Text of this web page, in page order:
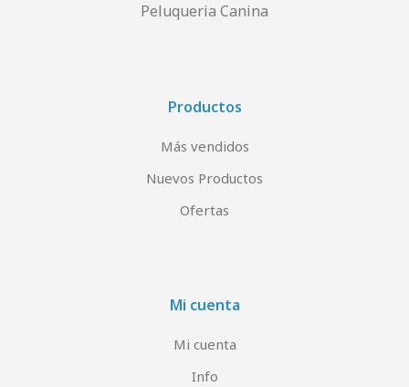
Peluqueria Canina
Productos
Más vendidos
Nuevos Productos
Ofertas
Mi cuenta
Mi cuenta
Info